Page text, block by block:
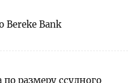
Bereke Bank
размеру ссудного